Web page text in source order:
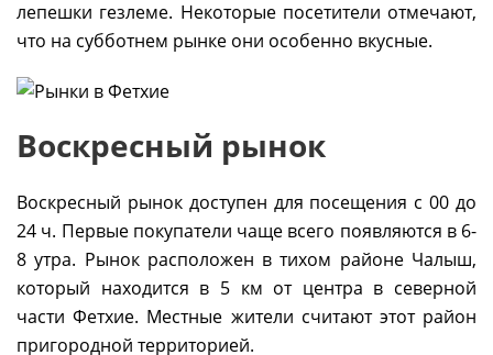
лепешки гезлеме. Некоторые посетители отмечают,
что на субботнем рынке они особенно вкусные.
Воскресный рынок
Воскресный рынок доступен для посещения с 00 до
24 ч. Первые покупатели чаще всего появляются в 6-
8 утра. Рынок расположен в тихом районе Чалыш,
который находится в 5 км от центра в северной
части Фетхие. Местные жители считают этот район
пригородной территорией.